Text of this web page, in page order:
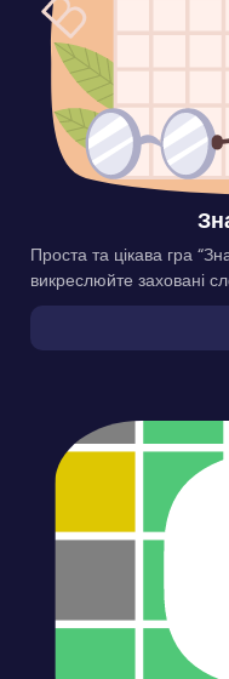
Проста та цікава гра
викреслюйте заховані